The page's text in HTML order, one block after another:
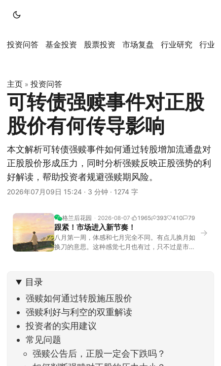
投资问答 基金投资 股票投资 市场复盘 行业研究 行业
主页 » 投资问答
可转债强赎事件对正股
股价有何传导影响
本文解析可转债强赎事件如何通过转股增加流通盘对
正股股价形成压力，同时分析强赎反映正股强势的利
好解读，帮助投资者规避强赎期风险。
2026年07月09日 15:24 · 3 分钟 · 1274 字
格兰后花园 2026-08-07 1965 393 410 79
跟紧！市场进入新节奏！
八月第一周，体感和七月完全不同。有点儿换月如
换刀的意思。这种感觉七月也有过，只不过是市场
家感受到了春天般的暖风。指数涨了百点，交易额
回暖到2
→
目录
强赎如何通过转股施压股价
强赎利好与利空的双重解读
投资者的实用建议
常见问题
强赎公告后，正股一定会下跌吗？